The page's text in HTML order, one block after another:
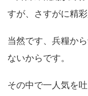
すが、さすがに精彩
当然です、兵糧か
ないからです。
その中で一人気を